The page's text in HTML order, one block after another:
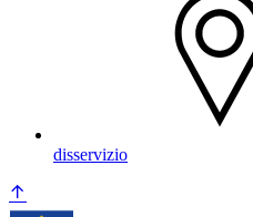
disservizio